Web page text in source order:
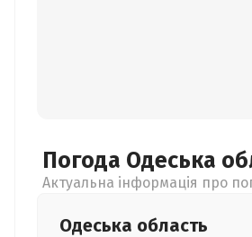
Погода Одеська
Актуальна інформація про
Одеська область